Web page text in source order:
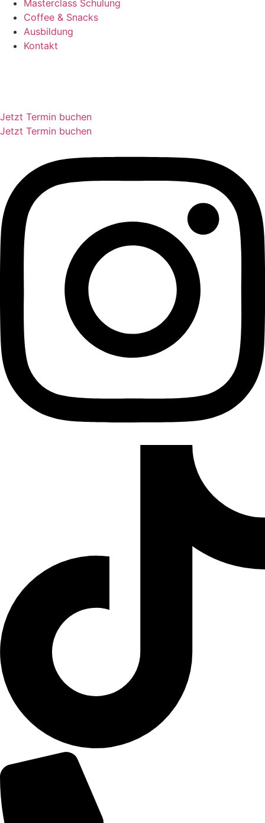
Masterclass Schulung
Coffee & Snacks
Ausbildung
Kontakt
Jetzt Termin buchen
Jetzt Termin buchen